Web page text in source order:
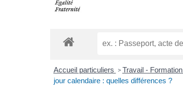
Accueil particuliers > Travail - Formation
jour calendaire : quelles différences ?